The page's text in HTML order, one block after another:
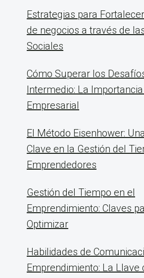
Estrategias para
de negocios a través de
Sociales
Cómo Superar los
Intermedio: La
Empresarial
El Método Eisenhower:
Clave en la Gestión del
Emprendedores
Gestión del Tiempo en el
Emprendimiento: Claves
Optimizar
Habilidades de
Emprendimiento: La Llave